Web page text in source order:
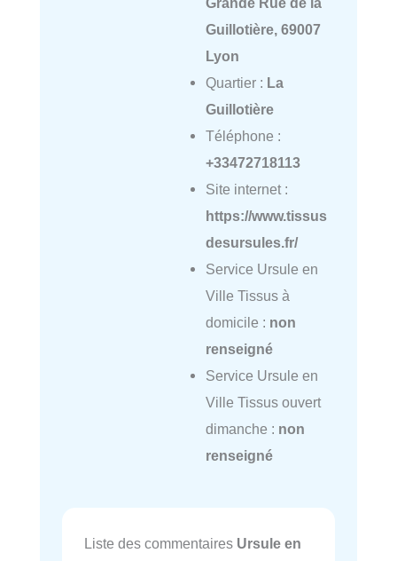
Guillotière, 69007
Lyon
Quartier : La
Guillotière
Téléphone :
+33472718113
Site internet :
https://www.tissus
desursules.fr/
Service Ursule en
Ville Tissus à
domicile : non
renseigné
Service Ursule en
Ville Tissus ouvert
dimanche : non
renseigné
Liste des commentaires Ursule en